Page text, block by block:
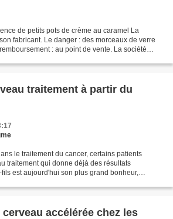
de petits pots de crème au caramel La
fabricant. Le danger : des morceaux de verre
: au point de vente. La société
traitement à partir du
le traitement du cancer, certains patients
traitement qui donne déjà des résultats
est aujourd'hui son plus grand bonheur,
accélérée chez les